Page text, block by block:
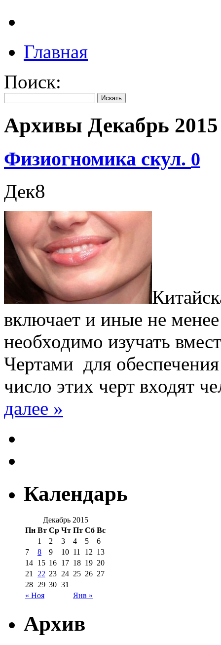
Главная
Поиск:
Архивы Декабрь 2015
Физиогномика скул. 0
Дек8
включает и иные не
необходимо изучать
Чертами для
число этих черт входят
далее »
Календарь
Декабрь 2015
Пн Вт Ср Чт Пт Сб Вс
« Ноя Янв »
1 2 3 4 5
6
7
8 9 10 11 12 13
14 15 16 17 18 19 20
21
22 23 24 25 26 27
28 29 30 31
Архив